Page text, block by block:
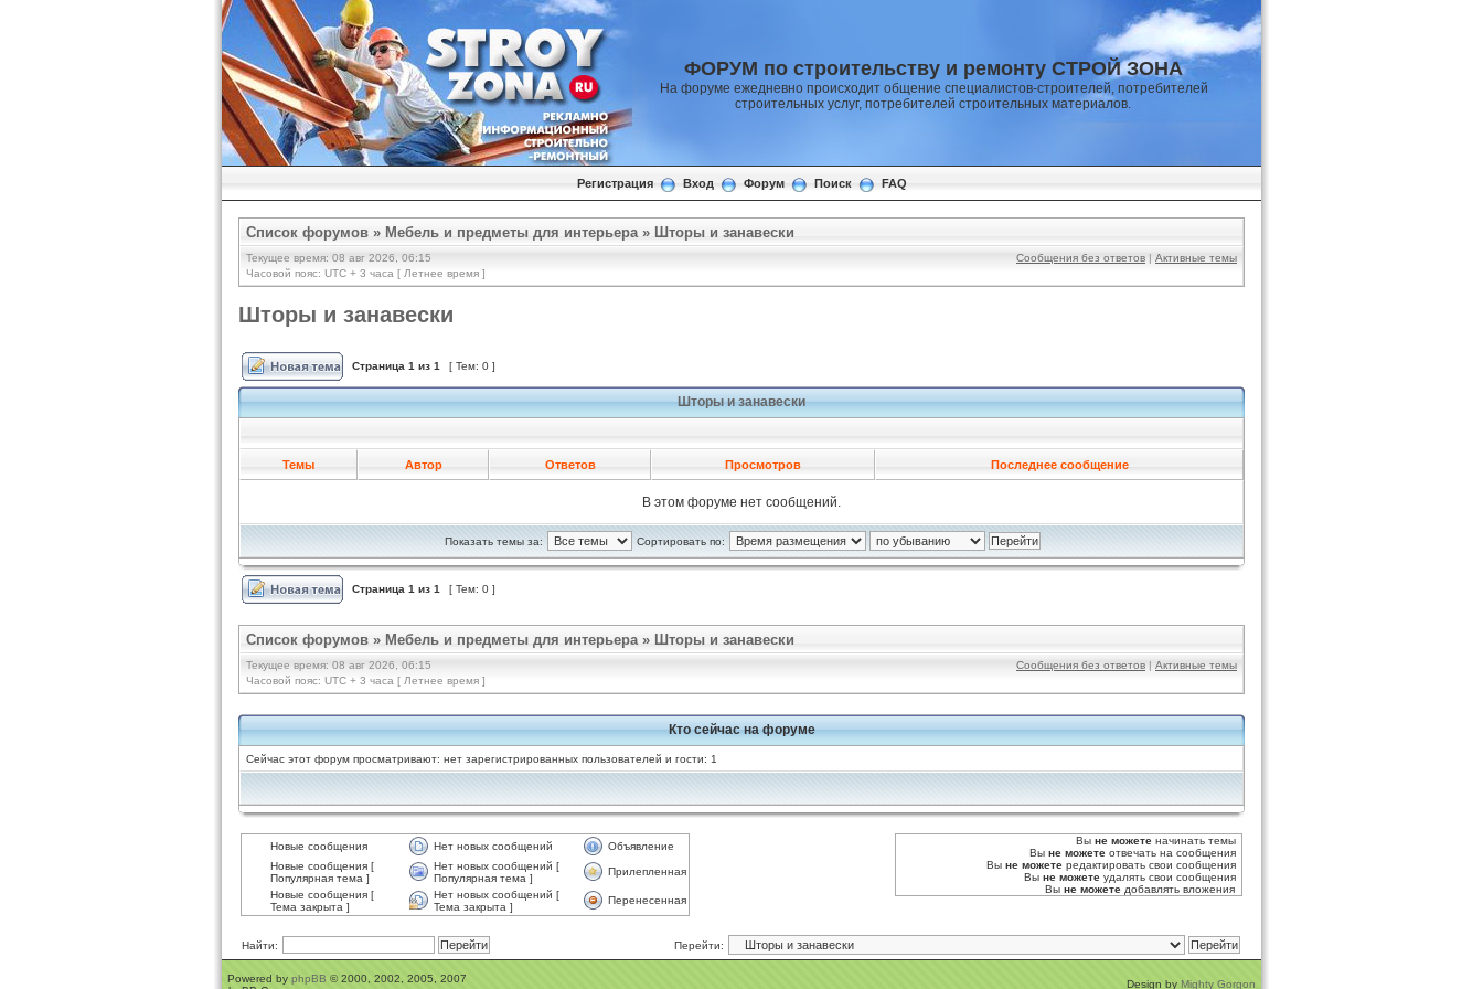
ФОРУМ по строительству и ремонту СТРОЙ ЗОНА
На форуме ежедневно происходит общение специалистов-строителей, потребителей
строительных услуг, потребителей строительных материалов.
Регистрация Вход Форум Поиск FAQ
Список форумов » Мебель и предметы для интерьера» Шторы и занавески
Текущее время: 08 авг 2026, 06:15
Часовой пояс: UTC + 3 часа [ Летнее время ]
Сообщения без ответов | Активные темы
Шторы и занавески
Страница 1 из 1 [ Тем: 0 ]
Шторы и занавески
Темы Автор Ответов Просмотров Последнее сообщение
В этом форуме нет сообщений.
Показать темы за: Сортировать по:
Страница 1 из 1 [ Тем: 0 ]
Список форумов » Мебель и предметы для интерьера» Шторы и занавески
Текущее время: 08 авг 2026, 06:15
Часовой пояс: UTC + 3 часа [ Летнее время ]
Сообщения без ответов | Активные темы
Кто сейчас на форуме
Сейчас этот форум просматривают: нет зарегистрированных пользователей и гости: 1
Новые сообщения Нет новых сообщений
Объявление
Новые сообщения [
Популярная тема ]
Нет новых сообщений [
Популярная тема ]
Прилепленная
Новые сообщения [
Тема закрыта ]
Нет новых сообщений [
Тема закрыта ]
Перенесенная
Вы не можете начинать темы
Вы не можете отвечать на сообщения
Вы не можете редактировать свои сообщения
Вы не можете удалять свои сообщения
Вы не можете добавлять вложения
Найти: Перейти:
Powered by phpBB © 2000, 2002, 2005, 2007
Design by Mighty Gorgon